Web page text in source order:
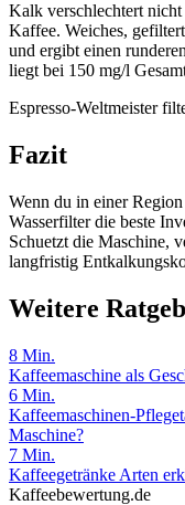
Kalk verschlechtert
Kaffee. Weiches,
und ergibt einen
liegt bei 150 mg/l
Espresso-Weltmeister
Fazit
Wenn du in einer
Wasserfilter die beste
Schuetzt die Maschine,
langfristig
Weitere
8 Min.
Kaffeemaschine als
6 Min.
Kaffeemaschinen-
Maschine?
7 Min.
Kaffeegetränke Arten
Kaffeebewertung.de